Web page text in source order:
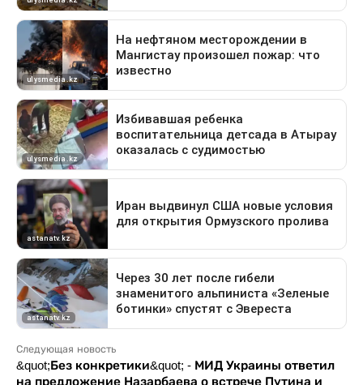
Следующая новость
&quot;Без конкретики&quot; - МИД Украины ответил
на предложение Назарбаева о встрече Путина и